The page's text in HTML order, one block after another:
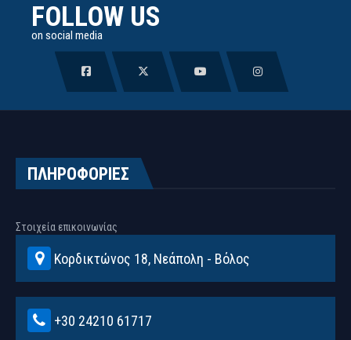
FOLLOW US
on social media
ΠΛΗΡΟΦΟΡΙΕΣ
Στοιχεία επικοινωνίας
Κορδικτώνος 18, Νεάπολη - Βόλος
+30 24210 61717